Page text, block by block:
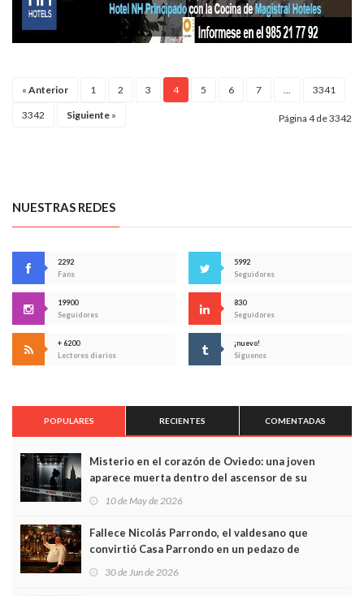
« Anterior 1 2 3 4 5 6 7 3341
3342 Siguiente » Página 4 de 3342
NUESTRAS REDES
2292
Fans
5992
Seguidores
19900
Seguidores
830
Seguidores
+ 6200
Lectores diarios
¡nuevo!
Síguenos
POPULARES RECIENTES COMENTADAS
Misterio en el corazón de Oviedo: una joven
aparece muerta dentro del ascensor de su
10 de May de 2026
Fallece Nicolás Parrondo, el valdesano que
convirtió Casa Parrondo en un pedazo de
30 de Jun de 2026